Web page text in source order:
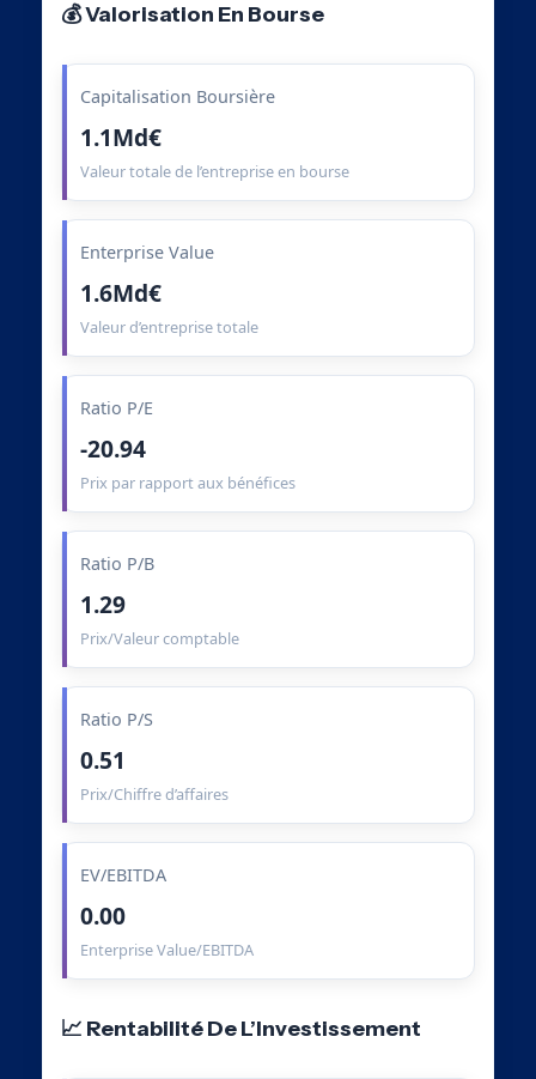
💰 Valorisation En Bourse
Capitalisation Boursière
1.1Md€
Valeur totale de l’entreprise en bourse
Enterprise Value
1.6Md€
Valeur d’entreprise totale
Ratio P/E
-20.94
Prix par rapport aux bénéfices
Ratio P/B
1.29
Prix/Valeur comptable
Ratio P/S
0.51
Prix/Chiffre d’affaires
EV/EBITDA
0.00
Enterprise Value/EBITDA
📈 Rentabilité De L’Investissement